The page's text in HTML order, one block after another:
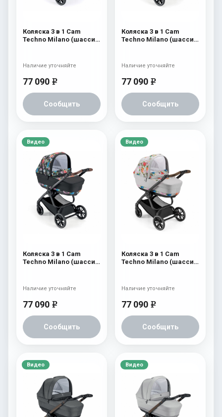
Коляска 3 в 1 Cam
Techno Milano (шасси
77 090 e
Сообщить
Наличие уточняйте
Коляска 3 в 1 Cam
Techno Milano (шасси
77 090 e
Сообщить
Наличие уточняйте
Видео
Коляска 3 в 1 Cam
Techno Milano (шасси
77 090 e
Сообщить
Наличие уточняйте
Видео
Коляска 3 в 1 Cam
Techno Milano (шасси
77 090 e
Сообщить
Наличие уточняйте
Видео Видео